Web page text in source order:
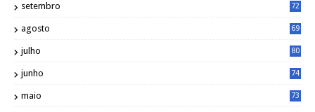
setembro 72
agosto 69
julho 80
junho 74
maio 73